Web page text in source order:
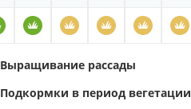
Выращивание рассады
Подкормки в период вегетации